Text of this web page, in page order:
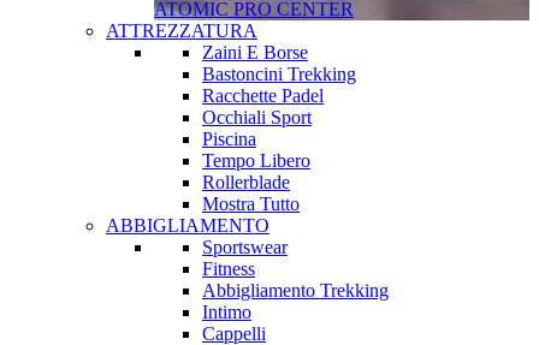
ATOMIC PRO CENTER
ATTREZZATURA
Zaini E Borse
Bastoncini Trekking
Racchette Padel
Occhiali Sport
Piscina
Tempo Libero
Rollerblade
Mostra Tutto
ABBIGLIAMENTO
Sportswear
Fitness
Abbigliamento Trekking
Intimo
Cappelli